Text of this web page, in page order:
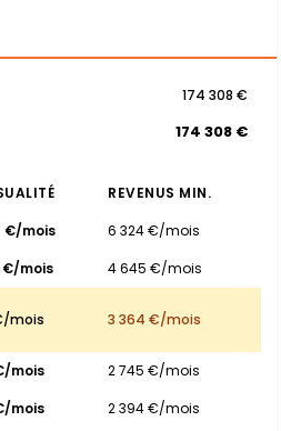
174 308 €
174 308 €
REVENUS MIN.
€/mois
6 324 €/mois
€/mois
4 645 €/mois
mois 3 364 €/mois
mois
2 745 €/mois
mois 2 394 €/mois